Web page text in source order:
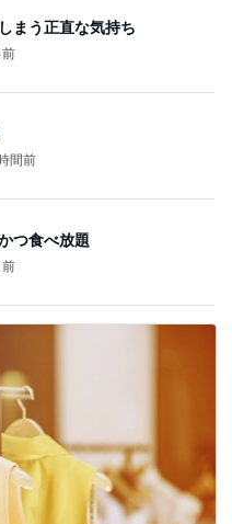
まう正直な気持ち
前
間前
つ食べ放題
前